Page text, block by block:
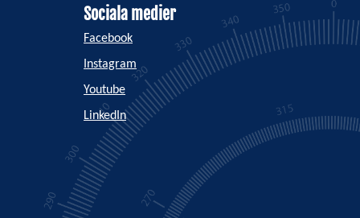
Sociala medier
Facebook
Instagram
Youtube
LinkedIn